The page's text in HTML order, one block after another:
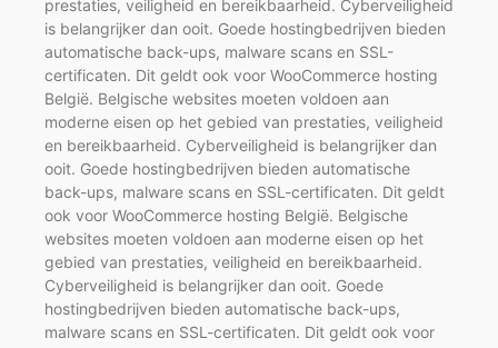
prestaties, veiligheid en bereikbaarheid. Cyberveiligheid
is belangrijker dan ooit. Goede hostingbedrijven bieden
automatische back-ups, malware scans en SSL-
certificaten. Dit geldt ook voor WooCommerce hosting
België. Belgische websites moeten voldoen aan
moderne eisen op het gebied van prestaties, veiligheid
en bereikbaarheid. Cyberveiligheid is belangrijker dan
ooit. Goede hostingbedrijven bieden automatische
back-ups, malware scans en SSL-certificaten. Dit geldt
ook voor WooCommerce hosting België. Belgische
websites moeten voldoen aan moderne eisen op het
gebied van prestaties, veiligheid en bereikbaarheid.
Cyberveiligheid is belangrijker dan ooit. Goede
hostingbedrijven bieden automatische back-ups,
malware scans en SSL-certificaten. Dit geldt ook voor